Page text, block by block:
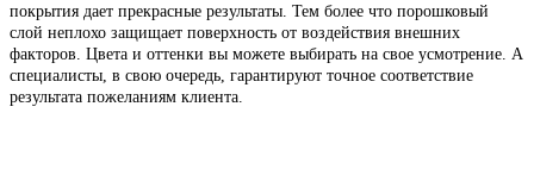
покрытия дает прекрасные результаты. Тем более что порошковый
слой неплохо защищает поверхность от воздействия внешних
факторов. Цвета и оттенки вы можете выбирать на свое усмотрение. А
специалисты, в свою очередь, гарантируют точное соответствие
результата пожеланиям клиента.